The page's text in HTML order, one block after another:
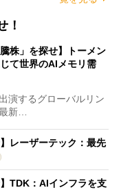
！
株」を探せ】トーメン
て世界のAIメモリ需
演するグローバルリン
新…
レーザーテック：最先
TDK：AIインフラを支